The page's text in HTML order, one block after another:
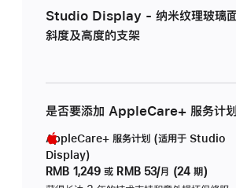
Studio Display - 纳米纹理玻璃
斜度及高度的支架
是否要添加 AppleCare+ 服务计划
AppleCare+ 服务计划 (适用于 Studio
Display)
RMB 1,249 或 RMB 53/月 (24 期)